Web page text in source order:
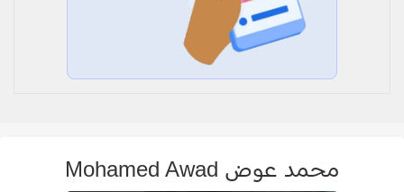
محمد عوض Mohamed Awad